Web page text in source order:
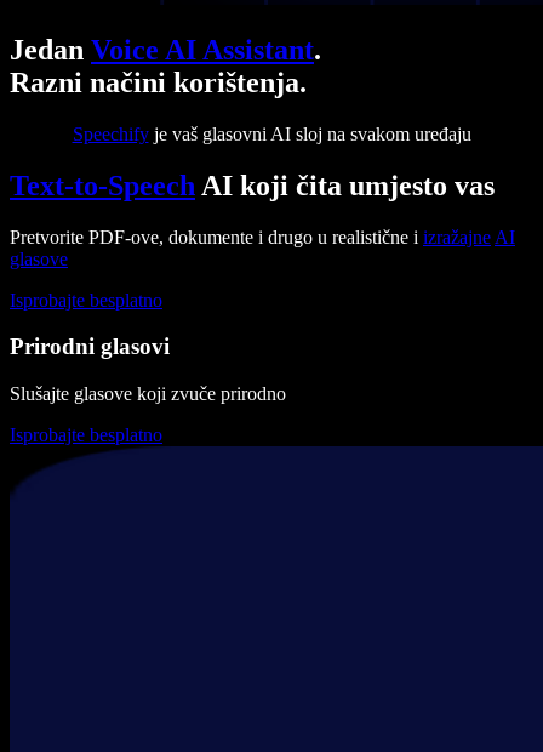
Jedan Voice AI Assistant.
Razni načini korištenja.
Speechifyje vaš glasovni AI sloj na svakom uređaju
Text-to-Speech AI koji čita umjesto vas
Pretvorite PDF-ove, dokumente i drugo u realistične i izražajne AI
glasove
Isprobajte besplatno
Prirodni glasovi
Slušajte glasove koji zvuče prirodno
Isprobajte besplatno